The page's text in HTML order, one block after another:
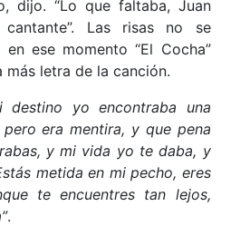
dijo. “Lo que faltaba, Juan
Las risas no se
ese momento “El Cocha”
letra de la canción.
destino yo encontraba una
era mentira, y que pena
y mi vida yo te daba, y
metida en mi pecho, eres
te encuentres tan lejos,
.